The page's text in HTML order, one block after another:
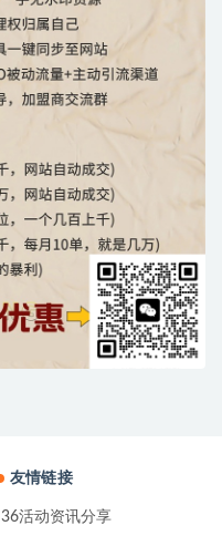
友情链接
36活动资讯分享